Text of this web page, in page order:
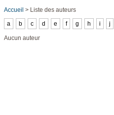
Accueil > Liste des auteurs
a
b c d e f g h i j
Aucun auteur